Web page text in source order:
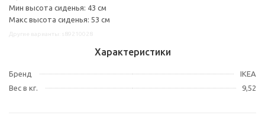
Мин высота сиденья: 43 см
Макс высота сиденья: 53 см
Характеристики
Бренд
IKEA
Вес в кг.
9,52